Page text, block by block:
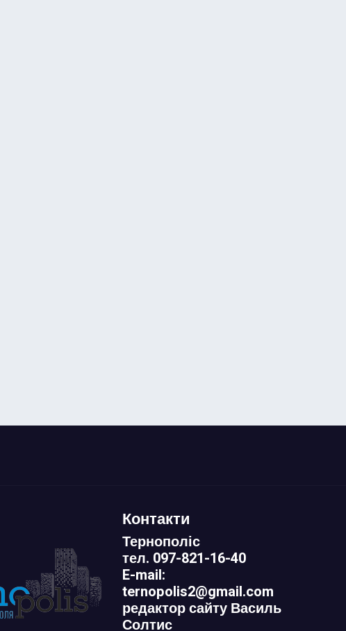
Контакти
Тернополіс
тел. 097-821-16-40
E-mail:
ternopolis2@gmail.com
редактор сайту Василь
Солтис